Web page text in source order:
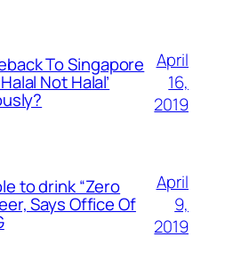
To Singapore
Not Halal’
April
16,
2019
to drink “Zero
Says Office Of
April
9,
2019